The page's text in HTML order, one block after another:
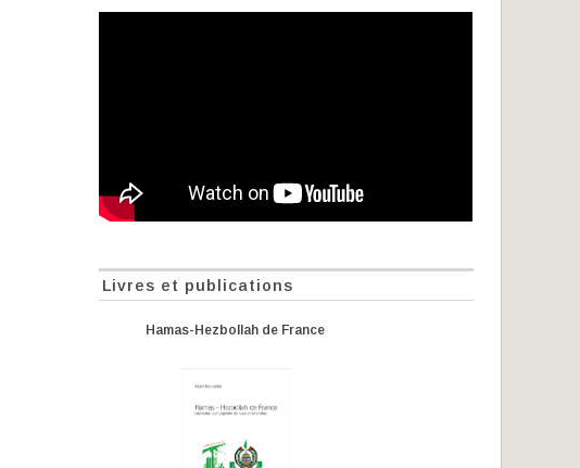
Livres et publications
Hamas-Hezbollah de France